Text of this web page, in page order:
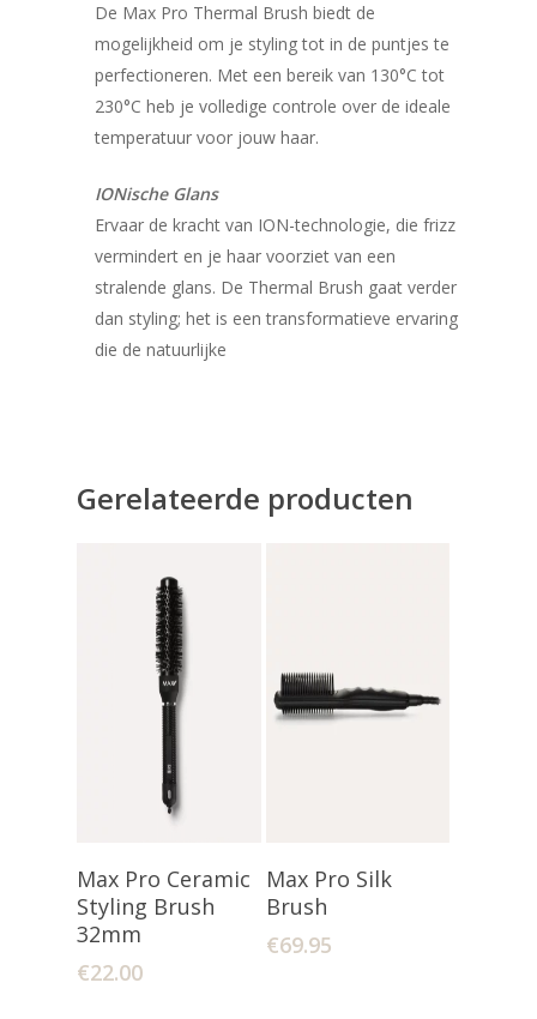
De Max Pro Thermal Brush biedt de
mogelijkheid om je styling tot in de puntjes te
perfectioneren. Met een bereik van 130°C tot
230°C heb je volledige controle over de ideale
temperatuur voor jouw haar.
IONische Glans
Ervaar de kracht van ION-technologie, die frizz
vermindert en je haar voorziet van een
stralende glans. De Thermal Brush gaat verder
dan styling; het is een transformatieve ervaring
die de natuurlijke
Gerelateerde producten
Lees Verder
Max Pro Ceramic
Styling Brush
32mm
€22.00
Toevoegen
Aan Winkelwagen
Max Pro Silk
Brush
€69.95